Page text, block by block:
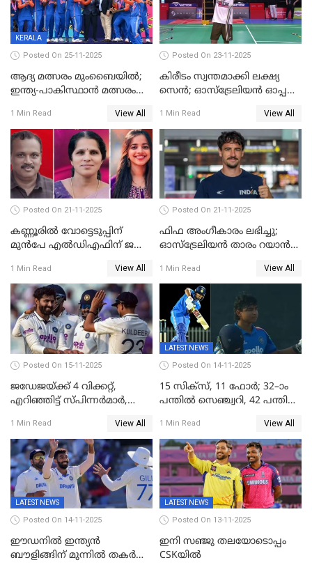
KERALA
Posted On 25-11-2025
ആദ്യ മത്സരം മുംബൈയിൽ;
ഇന്ത്യ-പാകിസ്ഥാൻ മത്സരം
ലോകകപ്പിന്‍റെ മത്സരക്രമം
പ്രഖ്യാപിച്ചു
1 Min Read View All
Posted On 23-11-2025
കിരീടം സ്വന്തമാക്കി ലക്ഷ്യ
സെന്‍; ഓസ്ട്രേലിയന്‍ ഓപ്പണ്‍
1 Min Read View All
Posted On 21-11-2025
കണ്ണൂരിൽ വോട്ടെടുപ്പിന്
മുൻപേ എൽഡിഎഫിന് ജയം;
സ്ഥാനാർഥികളില്ല
1 Min Read View All
Posted On 21-11-2025
ഫിഫ അംഗീകാരം ലഭിച്ചു;
ഓസ്‌ട്രേലിയന്‍ താരം റയാന്‍
നീലക്കുപ്പായത്തില്‍ കളിക്കാം
1 Min Read View All
Posted On 15-11-2025
ജഡേജയ്ക്ക് 4 വിക്കറ്റ്,
എറിഞ്ഞിട്ട് സ്പിന്നർമാർ,
പ്രോട്ടീസ്
1 Min Read View All
LATEST NEWS
Posted On 14-11-2025
15 സിക്സ്, 11 ഫോർ; 32–ാം
പന്തിൽ സെഞ്ച്വറി, 42 പന്തിൽ
1 Min Read View All
LATEST NEWS
Posted On 14-11-2025
ഈഡനിൽ ഇന്ത്യൻ
ബൗളിങ്ങിന് മുന്നിൽ തകർന്ന്
LATEST NEWS
Posted On 13-11-2025
ഇനി സഞ്ജു തലയോടൊപ്പം
CSKയിൽ